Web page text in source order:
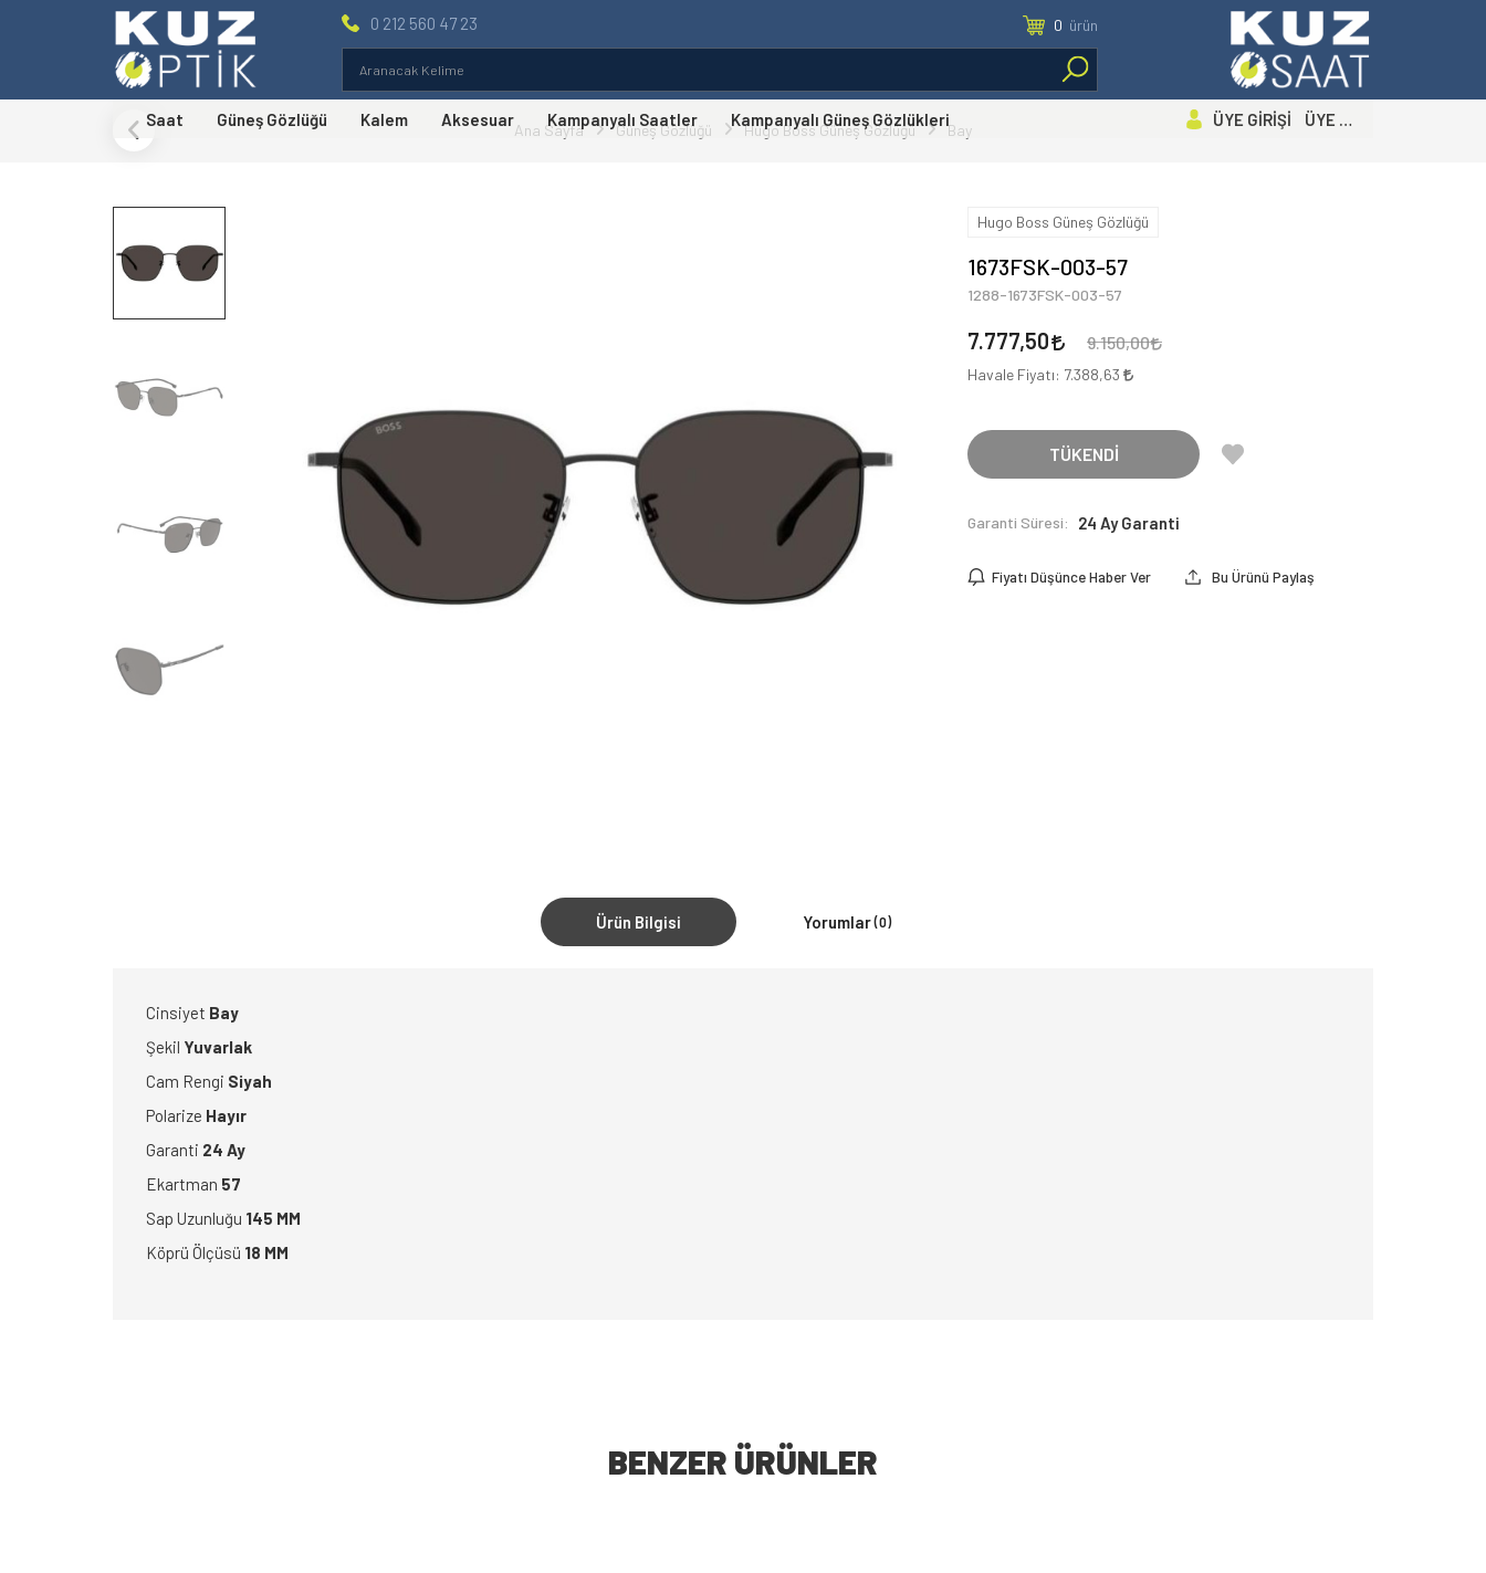
0 212 560 47 23 0 ürün
Saat Güneş Gözlüğü Kalem Aksesuar Kampanyalı Saatler Kampanyalı Güneş Gözlükleri ÜYE GİRİŞİ ÜYE OL
Ana Sayfa Güneş Gözlüğü Hugo Boss Güneş Gözlüğü Bay
Hugo Boss Güneş Gözlüğü
1673FSK-003-57
1288-1673FSK-003-57
7.777,50 9.150,00
Havale Fiyatı: 7.388,63
TÜKENDİ
Garanti Süresi: 24 Ay Garanti
Fiyatı Düşünce Haber Ver Bu Ürünü Paylaş
Ürün Bilgisi Yorumlar(0)
Cinsiyet Bay
Şekil Yuvarlak
Cam Rengi Siyah
Polarize Hayır
Garanti 24 Ay
Ekartman 57
Sap Uzunluğu 145 MM
Köprü Ölçüsü 18 MM
BENZER ÜRÜNLER